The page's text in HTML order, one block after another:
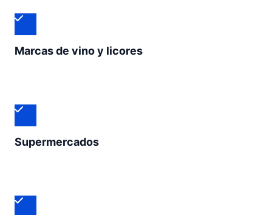
Marcas de vino y licores
Supermercados